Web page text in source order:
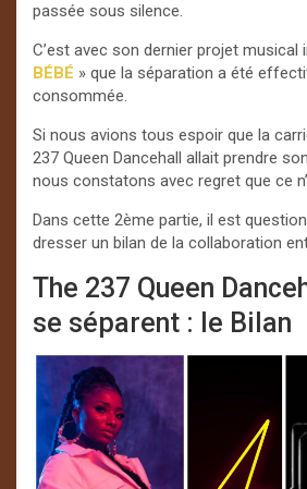
passée sous silence.
C’est avec son dernier projet musical
BÉBÉ » que la séparation a été
consommée.
Si nous avions tous espoir que la
237 Queen Dancehall allait prendre
nous constatons avec regret que ce
Dans cette 2ème partie, il est
dresser un bilan de la collaboration
The 237 Queen
se séparent : le Bilan